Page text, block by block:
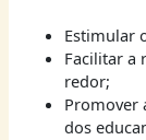
Estimular
Facilitar a
redor;
Promover
dos